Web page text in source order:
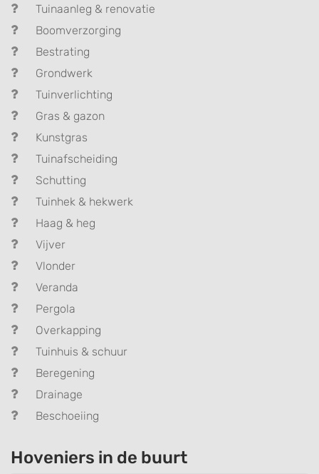
Tuinaanleg & renovatie
Boomverzorging
Bestrating
Grondwerk
Tuinverlichting
Gras & gazon
Kunstgras
Tuinafscheiding
Schutting
Tuinhek & hekwerk
Haag & heg
Vijver
Vlonder
Veranda
Pergola
Overkapping
Tuinhuis & schuur
Beregening
Drainage
Beschoeiing
Hoveniers in de buurt